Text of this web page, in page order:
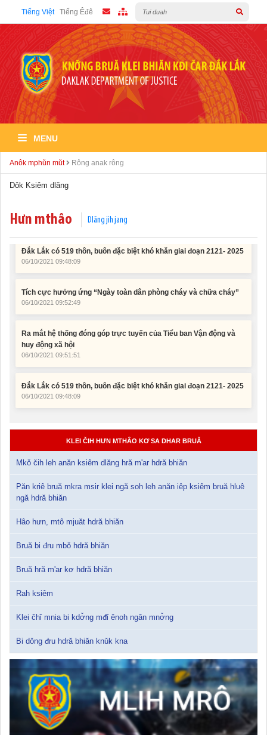
Tiếng Việt Tiếng Êđê
MENU
Anôk mphǔn mǔt Rông anak rông
Dôk Ksiêm dlăng
Hưn mthâo Dlăng jih jang
Ra mắt hệ thống đóng góp trực tuyến của Tiểu ban Vận động và
Đắk Lắk có 519 thôn, buôn đặc biệt khó khăn giai đoạn 2121- 2025
06/10/2021 09:48:09
06/10/2021 09:52:49
huy động xã hội
06/10/2021 09:51:51
06/10/2021 09:48:09
KLEI ČIH HƯN MTHÂO KƠ SA DHAR BRUĂ
Mkǒ čih leh anăn ksiêm dlăng hră m'ar hdră bhiăn
Păn kriê bruă mkra msir klei ngă soh leh anăn iêp ksiêm bruă hluê
ngă hdră bhiăn
Hâo hưn, mtô mjuăt hdră bhiăn
Bruă bi đru mbǒ hdră bhiăn
Bruă hră m'ar kơ hdră bhiăn
Rah ksiêm
Klei čhǐ mnia bi kdơ̌ng mđǐ ênoh ngăn mnơ̌ng
Bi dǒng đru hdră bhiăn knǔk kna